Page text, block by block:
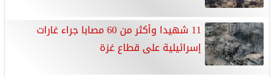
11 شهيدا وأكثر من 60 مصابا جراء غارات
إسرائيلية على قطاع غزة